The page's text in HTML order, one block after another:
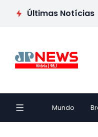
Últimas Notícias
no ES: veja passeios e
Mundo